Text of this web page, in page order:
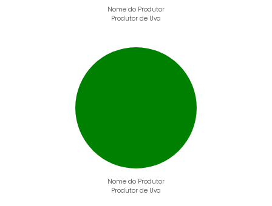
Nome do Produtor
Produtor de Uva
Nome do Produtor
Produtor de Uva